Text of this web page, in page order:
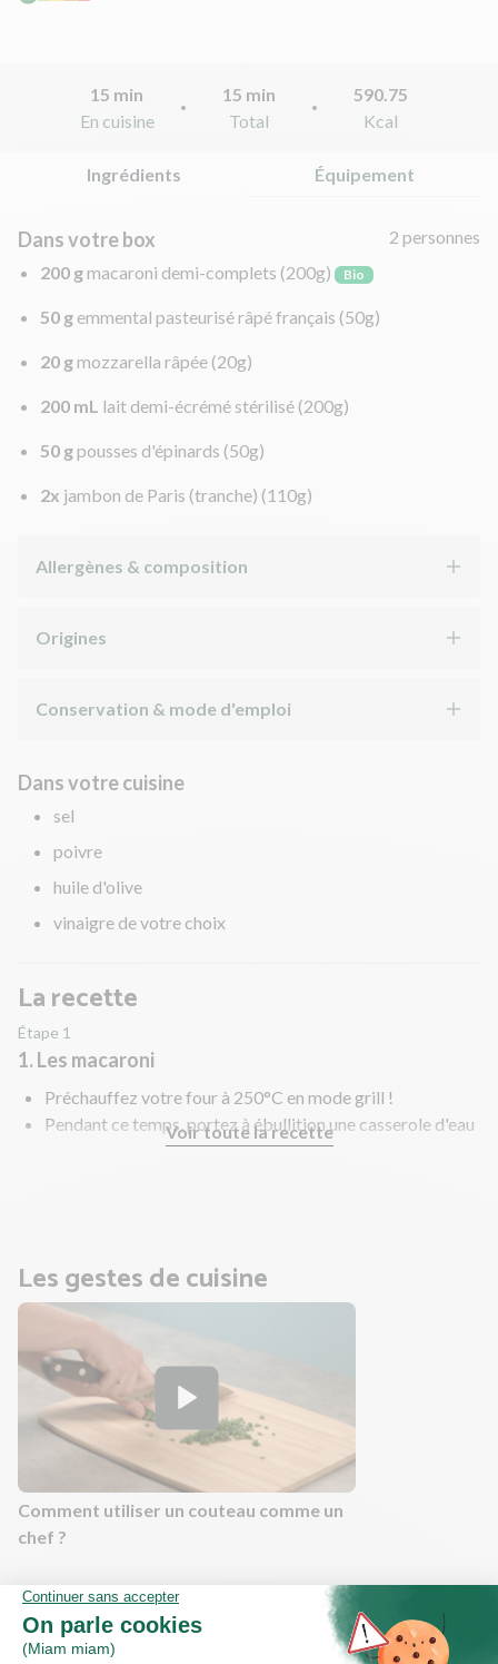
15 min
En cuisine
15 min
Total
590.75
Kcal
Ingrédients Équipement
Dans votre box
2 personnes
200 gmacaroni demi-complets (200g) Bio
50 g emmental pasteurisé râpé français (50g)
20 gmozzarella râpée (20g)
200 mL lait demi-écrémé stérilisé (200g)
50 gpousses d'épinards (50g)
2x jambon de Paris (tranche) (110g)
Allergènes & composition
Origines
Conservation & mode d'emploi
Dans votre cuisine
sel
poivre
huile d'olive
vinaigre de votre choix
La recette
Étape 1
1. Les macaroni
Préchauffez votre four à 250°C en mode grill !
Pendant ce temps, portez à ébullition une casserole d'eau
Voir toute la recette
Les gestes de cuisine
Comment utiliser un couteau comme un
chef ?